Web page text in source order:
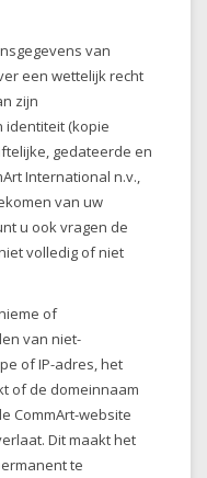
van
een wettelijk recht
zijn
identiteit (kopie
gedateerde en
International n.v.,
van uw
u ook vragen de
volledig of niet
of
van niet-
of IP-adres, het
of de domeinnaam
CommArt-website
Dit maakt het
te